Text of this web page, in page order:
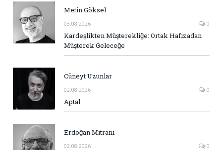
Metin Göksel
03.08.2026 0
Kardeşlikten Müşterekliğe: Ortak Hafızadan
Müşterek Geleceğe
Cüneyt Uzunlar
02.08.2026 0
Aptal
Erdoğan Mitrani
02.08.2026 0